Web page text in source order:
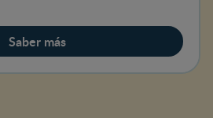
Saber más